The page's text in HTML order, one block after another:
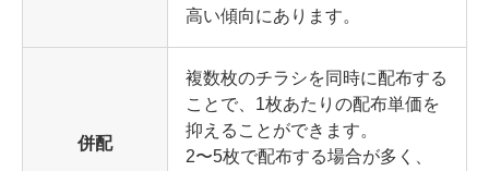
高い傾向にあります。
併配
複数枚のチラシを同時に配布する
ことで、1枚あたりの配布単価を
抑えることができます。
2〜5枚で配布する場合が多く、